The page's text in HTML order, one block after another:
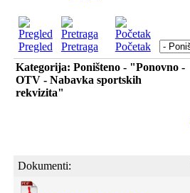
Pregled Pretraga
Početak
Kategorija: Poništeno - "Ponovno -
OTV - Nabavka sportskih
rekvizita"
Dokumenti: